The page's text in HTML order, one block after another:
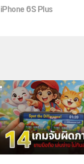
iPhone 6S Plus